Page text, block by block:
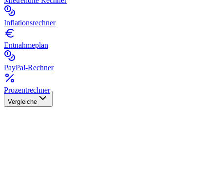
Inflationsrechner
Entnahmeplan
PayPal-Rechner
Prozentrechner
Vergleiche